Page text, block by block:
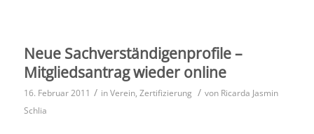
Neue Sachverständigenprofile –
Mitgliedsantrag wieder online
16. Februar 2011 / inVerein, Zertifizierung / von Ricarda Jasmin
Schlia